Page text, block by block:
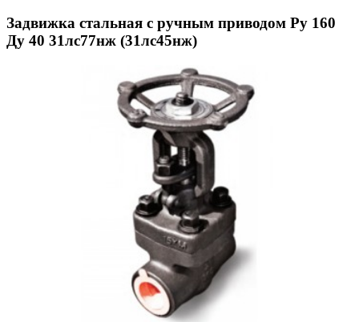
Задвижка стальная с ручным приводом Ру 160
Ду 40 31лс77нж (31лс45нж)